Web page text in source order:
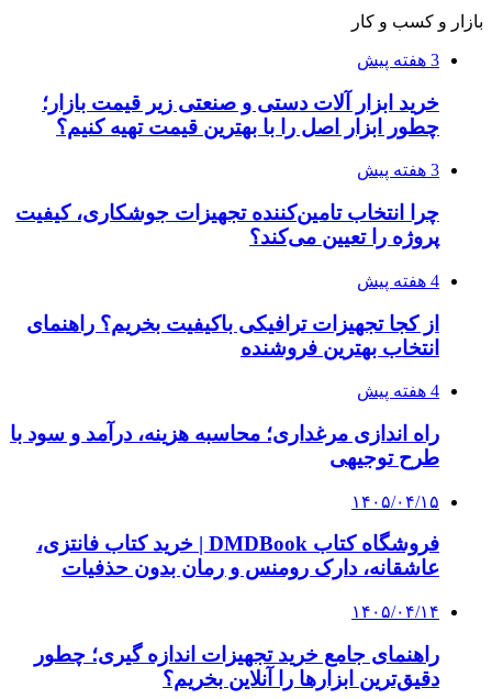
محبوب شده است؟
۱۴۰۵/۰۳/۳۱
از کجا بفهمیم کانال‌های هوا نشتی دارند؟ ۸ نشانه
که نباید نادیده بگیرید
۱۴۰۵/۰۳/۲۸
چرا بسیاری از کسب‌وکارها بدون ثبت شرکت
نمی‌توانند با سازمان‌ها و شرکت‌های بزرگ همکاری
پیشنهاد سردبیر
۱۴۰۴/۰۳/۱۶
حراج شمش طلا یکشنبه برگزار می‌شود
۱۴۰۴/۰۲/۲۵
۱۱ حراج
۱۴۰۴/۰۲/۱۸
بانک‌ها مجاز به خرید شمش طلا شدند؛ مهلت
ثبت‌نام تا ۲۰ اردیبهشت
۱۴۰۴/۰۲/۰۵